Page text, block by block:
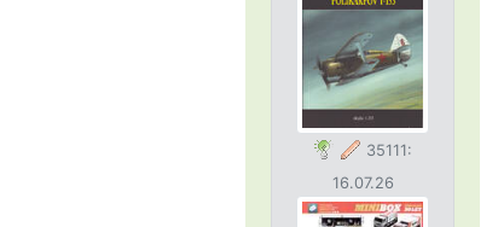
35111:
16.07.26